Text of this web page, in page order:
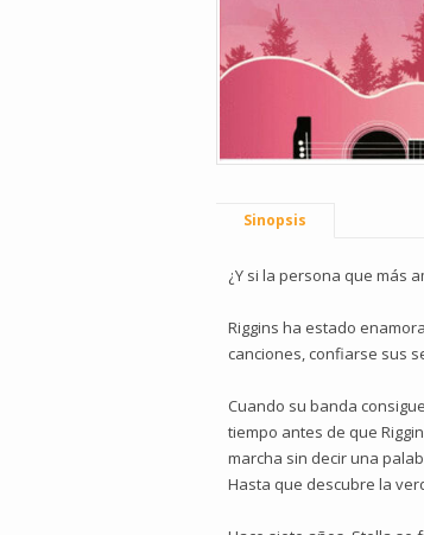
Sinopsis
¿Y si la persona que más
Riggins ha estado
canciones, confiarse sus
Cuando su banda
tiempo antes de que
marcha sin decir una
Hasta que descubre la